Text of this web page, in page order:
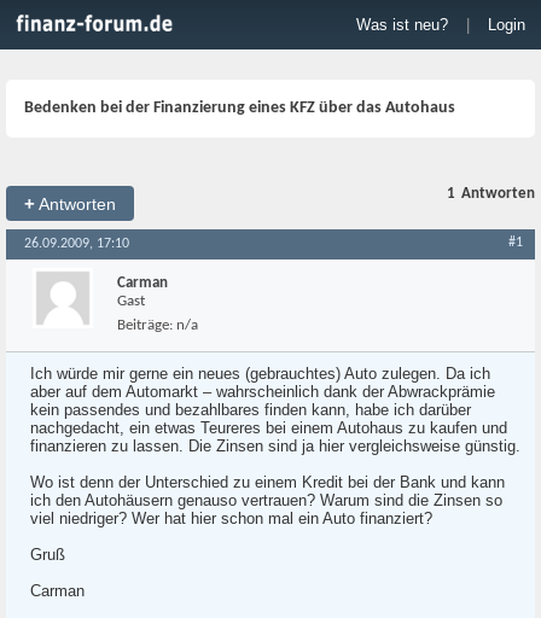
Was ist neu? Login
Bedenken bei der Finanzierung eines KFZ über das Autohaus
+Antworten
1 Antworten
26.09.2009, 17:10 #1
Carman
Gast
Beiträge: n/a
Ich würde mir gerne ein neues (gebrauchtes) Auto zulegen. Da ich
aber auf dem Automarkt – wahrscheinlich dank der Abwrackprämie
kein passendes und bezahlbares finden kann, habe ich darüber
nachgedacht, ein etwas Teureres bei einem Autohaus zu kaufen und
finanzieren zu lassen. Die Zinsen sind ja hier vergleichsweise günstig.
Wo ist denn der Unterschied zu einem Kredit bei der Bank und kann
ich den Autohäusern genauso vertrauen? Warum sind die Zinsen so
viel niedriger? Wer hat hier schon mal ein Auto finanziert?
Gruß
Carman